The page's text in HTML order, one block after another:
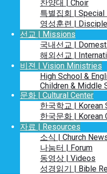
찬양대 | Choir
특별집회 | Special
영성훈련 |
선교 | Missions
국내선교 |
해외선교 |
비젼 | Vision Ministries
High School &
Children & Middle
문화 | Cultural Center
한국학교 | Korean
한국문화 | Korean
자료 | Resources
소식 | Church
나눔터 | Forum
동영상 | Videos
성경읽기 | Bible